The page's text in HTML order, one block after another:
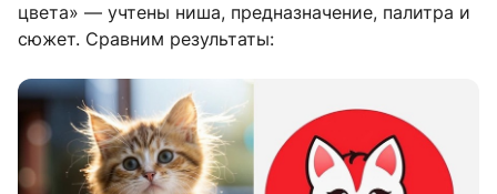
цвета» — учтены ниша, предназначение, палитра и
сюжет. Сравним результаты: